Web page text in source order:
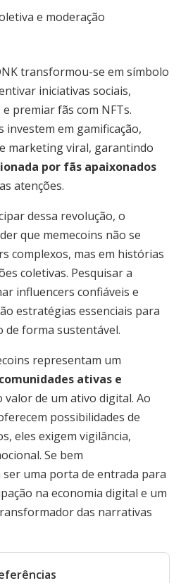
e moderação
transformou-se em símbolo
iniciativas sociais,
premiar fãs com NFTs.
investem em gamificação,
marketing viral, garantindo
por fãs apaixonados
atenções.
dessa revolução, o
que memecoins não se
complexos, mas em histórias
coletivas. Pesquisar a
influencers confiáveis e
estratégias essenciais para
de forma sustentável.
representam um
comunidades ativas e
valor de um ativo digital. Ao
possibilidades de
eles exigem vigilância,
Se bem
uma porta de entrada para
na economia digital e um
das narrativas